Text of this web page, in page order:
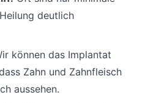
deutlich
können das Implantat
Zahn und Zahnfleisch
aussehen.